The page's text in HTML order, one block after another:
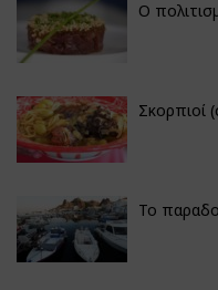
Ο
Σκορπιοί
Το